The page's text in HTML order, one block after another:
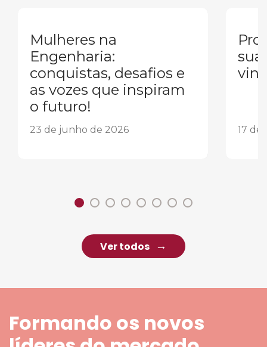
Mulheres na
Engenharia:
conquistas, desafios e
as vozes que inspiram
o futuro!
23 de junho de 2026
sua
17 de
Ver todos
Formando os novos